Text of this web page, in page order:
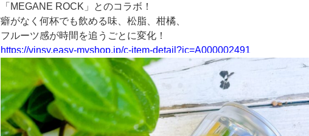
「MEGANE ROCK」とのコラボ！
癖がなく何杯でも飲める味、松脂、柑橘、
フルーツ感が時間を追うごとに変化！
https://vinsy.easy-myshop.jp/c-item-detail?ic=A000002491